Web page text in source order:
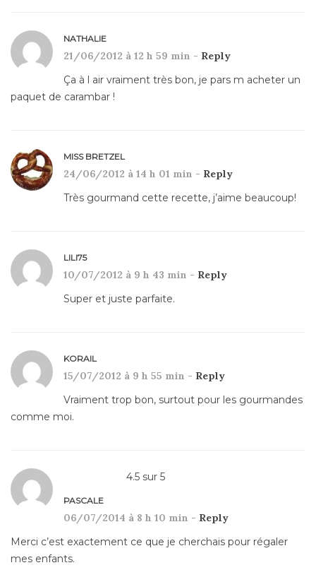
NATHALIE
21/06/2012 à 12 h 59 min - Reply
Ça à l air vraiment très bon, je pars m acheter un
paquet de carambar !
MISS BRETZEL
24/06/2012 à 14 h 01 min - Reply
Très gourmand cette recette, j’aime beaucoup!
LILI75
10/07/2012 à 9 h 43 min - Reply
Super et juste parfaite.
KORAIL
15/07/2012 à 9 h 55 min - Reply
Vraiment trop bon, surtout pour les gourmandes
comme moi.
4.5 sur 5
PASCALE
06/07/2014 à 8 h 10 min - Reply
Merci c’est exactement ce que je cherchais pour régaler
mes enfants.